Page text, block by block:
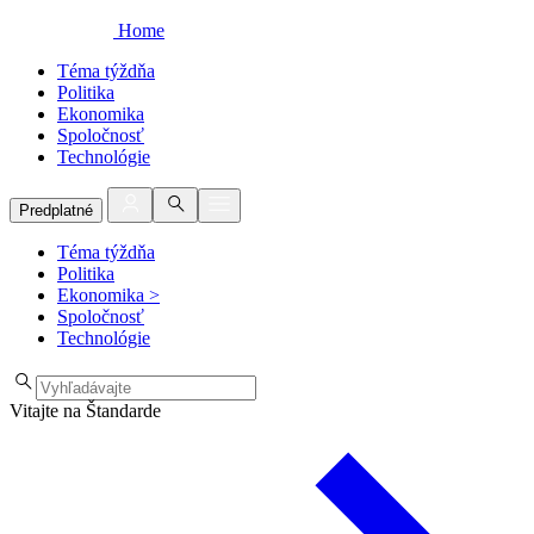
Home
Téma týždňa
Politika
Ekonomika
Spoločnosť
Technológie
Predplatné
Téma týždňa
Politika
Ekonomika >
Spoločnosť
Technológie
Vitajte na Štandarde